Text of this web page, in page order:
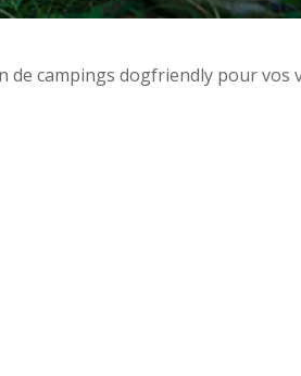
de campings dogfriendly pour vos